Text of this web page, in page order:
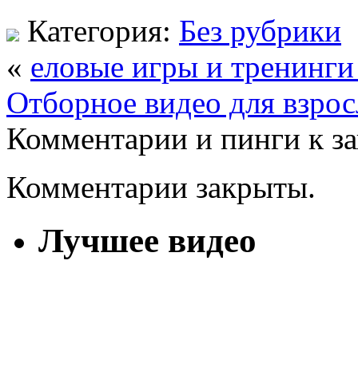
Категория: Без рубрики
« еловые игры и
Отборное видео для
Комментарии и пинги к
Комментарии закрыты.
Лучшее видео